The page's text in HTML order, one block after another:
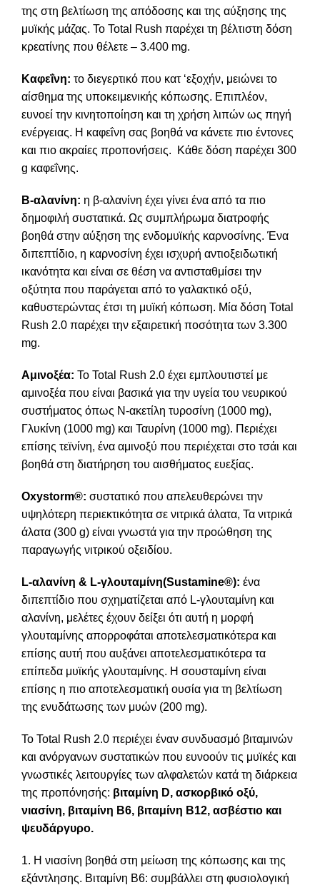
της στη βελτίωση της απόδοσης και της αύξησης της
μυϊκής μάζας. Το Total Rush παρέχει τη βέλτιστη δόση
κρεατίνης που θέλετε – 3.400 mg.
Καφεΐνη: το διεγερτικό που κατ ‘εξοχήν, μειώνει το
αίσθημα της υποκειμενικής κόπωσης. Επιπλέον,
ευνοεί την κινητοποίηση και τη χρήση λιπών ως πηγή
ενέργειας. Η καφεΐνη σας βοηθά να κάνετε πιο έντονες
και πιο ακραίες προπονήσεις. Κάθε δόση παρέχει 300
g καφεΐνης.
Β-αλανίνη: η β-αλανίνη έχει γίνει ένα από τα πιο
δημοφιλή συστατικά. Ως συμπλήρωμα διατροφής
βοηθά στην αύξηση της ενδομυϊκής καρνοσίνης. Ένα
διπεπτίδιο, η καρνοσίνη έχει ισχυρή αντιοξειδωτική
ικανότητα και είναι σε θέση να αντισταθμίσει την
οξύτητα που παράγεται από το γαλακτικό οξύ,
καθυστερώντας έτσι τη μυϊκή κόπωση. Μία δόση Total
Rush 2.0 παρέχει την εξαιρετική ποσότητα των 3.300
mg.
Αμινοξέα: Το Total Rush 2.0 έχει εμπλουτιστεί με
αμινοξέα που είναι βασικά για την υγεία του νευρικού
συστήματος όπως Ν-ακετίλη τυροσίνη (1000 mg),
Γλυκίνη (1000 mg) και Ταυρίνη (1000 mg). Περιέχει
επίσης τεϊνίνη, ένα αμινοξύ που περιέχεται στο τσάι και
βοηθά στη διατήρηση του αισθήματος ευεξίας.
Oxystorm®: συστατικό που απελευθερώνει την
υψηλότερη περιεκτικότητα σε νιτρικά άλατα, Τα νιτρικά
άλατα (300 g) είναι γνωστά για την προώθηση της
παραγωγής νιτρικού οξειδίου.
L-αλανίνη & L-γλουταμίνη(Sustamine®): ένα
διπεπτίδιο που σχηματίζεται από L-γλουταμίνη και
αλανίνη, μελέτες έχουν δείξει ότι αυτή η μορφή
γλουταμίνης απορροφάται αποτελεσματικότερα και
επίσης αυτή που αυξάνει αποτελεσματικότερα τα
επίπεδα μυϊκής γλουταμίνης. Η σουσταμίνη είναι
επίσης η πιο αποτελεσματική ουσία για τη βελτίωση
της ενυδάτωσης των μυών (200 mg).
Το Total Rush 2.0 περιέχει έναν συνδυασμό βιταμινών
και ανόργανων συστατικών που ευνοούν τις μυϊκές και
γνωστικές λειτουργίες των αλφαλετών κατά τη διάρκεια
της προπόνησής: βιταμίνη D, ασκορβικό οξύ,
νιασίνη, βιταμίνη Β6, βιταμίνη Β12, ασβέστιο και
ψευδάργυρο.
1. Η νιασίνη βοηθά στη μείωση της κόπωσης και της
εξάντλησης. Βιταμίνη Β6: συμβάλλει στη φυσιολογική